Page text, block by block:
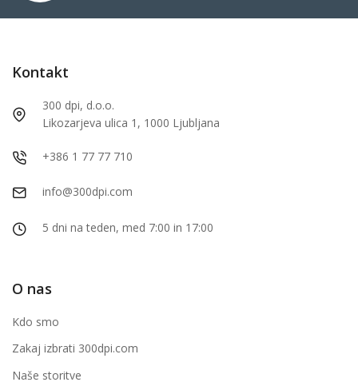
Kontakt
300 dpi, d.o.o.
Likozarjeva ulica 1, 1000 Ljubljana
+386 1 77 77 710
info@300dpi.com
5 dni na teden, med 7:00 in 17:00
O nas
Kdo smo
Zakaj izbrati 300dpi.com
Naše storitve